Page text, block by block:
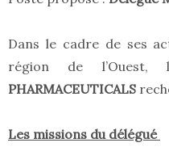
Dans le cadre de ses
région de
PHARMACEUTICALS
Les missions du délégué